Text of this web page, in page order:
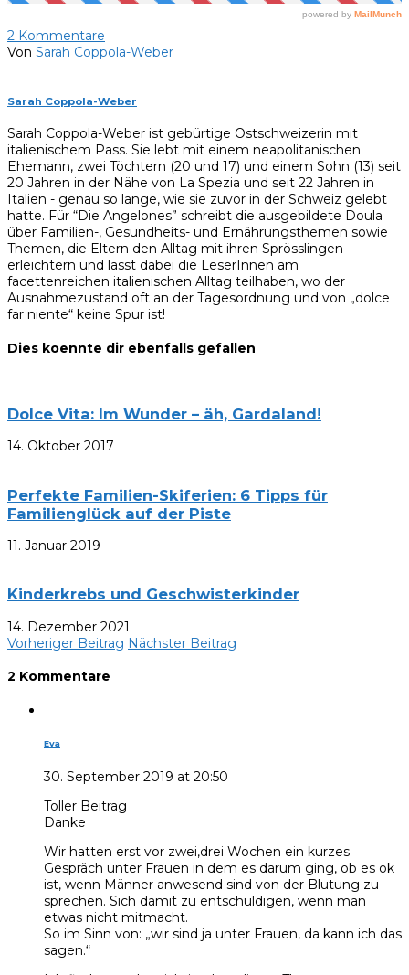
2 Kommentare
Von Sarah Coppola-Weber
Sarah Coppola-Weber
Sarah Coppola-Weber ist gebürtige Ostschweizerin mit
italienischem Pass. Sie lebt mit einem neapolitanischen
Ehemann, zwei Töchtern (20 und 17) und einem Sohn (13) seit
20 Jahren in der Nähe von La Spezia und seit 22 Jahren in
Italien - genau so lange, wie sie zuvor in der Schweiz gelebt
hatte. Für “Die Angelones” schreibt die ausgebildete Doula
über Familien-, Gesundheits- und Ernährungsthemen sowie
Themen, die Eltern den Alltag mit ihren Sprösslingen
erleichtern und lässt dabei die LeserInnen am
facettenreichen italienischen Alltag teilhaben, wo der
Ausnahmezustand oft an der Tagesordnung und von „dolce
far niente“ keine Spur ist!
Dies koennte dir ebenfalls gefallen
Dolce Vita: Im Wunder – äh, Gardaland!
14. Oktober 2017
Perfekte Familien-Skiferien: 6 Tipps für
Familienglück auf der Piste
11. Januar 2019
Kinderkrebs und Geschwisterkinder
14. Dezember 2021
Vorheriger Beitrag Nächster Beitrag
2 Kommentare
Eva
30. September 2019 at 20:50
Toller Beitrag
Danke
Wir hatten erst vor zwei,drei Wochen ein kurzes
Gespräch unter Frauen in dem es darum ging, ob es ok
ist, wenn Männer anwesend sind von der Blutung zu
sprechen. Sich damit zu entschuldigen, wenn man
etwas nicht mitmacht.
So im Sinn von: „wir sind ja unter Frauen, da kann ich das
sagen.“